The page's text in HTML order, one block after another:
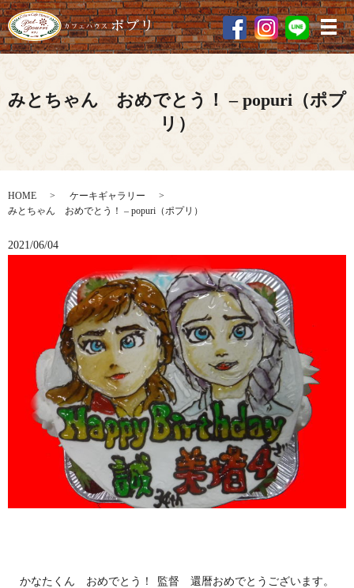
メ
みとちゃん おめでとう！ – popuri（ポプ
リ）
HOME
ケーキギャラリー
みとちゃん おめでとう！ – popuri（ポプリ）
2021/06/04
かなたくん おめでとう！ 監督 還暦おめでとうございます。